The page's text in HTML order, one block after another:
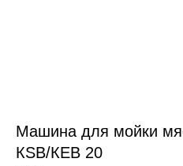
Машина для мойки
КSВ/КЕВ 20